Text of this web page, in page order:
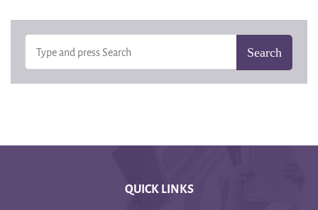
QUICK LINKS